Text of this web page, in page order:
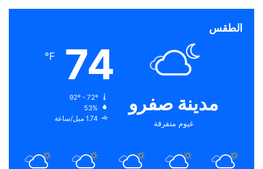
الطقس
مدينة صفرو
غيوم متفرقة
74
℉
53%
1.74 ميل/ساعة